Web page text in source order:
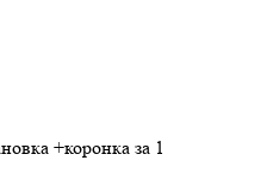
+коронка за 1